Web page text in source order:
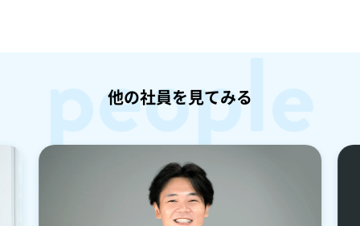
people
他の社員を見てみる